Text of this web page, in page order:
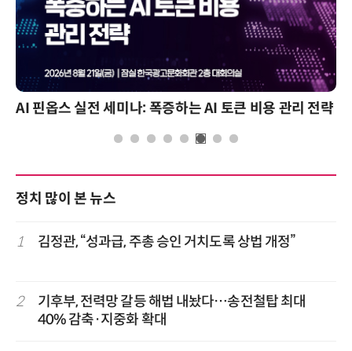
AI 핀옵스 실전 세미나: 폭증하는 AI 토큰 비용 관리 전략
정치 많이 본 뉴스
1 김정관, “성과급, 주총 승인 거치도록 상법 개정”
2
기후부, 전력망 갈등 해법 내놨다…송전철탑 최대
40% 감축·지중화 확대